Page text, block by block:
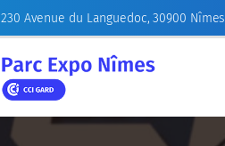
230 Avenue du Languedoc, 30900 Nîmes